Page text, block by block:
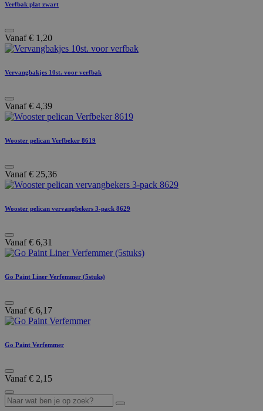
Verfbak plat zwart
Vanaf€ 1,20
Vervangbakjes 10st. voor verfbak
Vanaf€ 4,39
Wooster pelican Verfbeker 8619
Vanaf€ 25,36
Wooster pelican vervangbekers 3-pack 8629
Vanaf€ 6,31
Go Paint Liner Verfemmer (5stuks)
Vanaf€ 6,17
Go Paint Verfemmer
Vanaf€ 2,15